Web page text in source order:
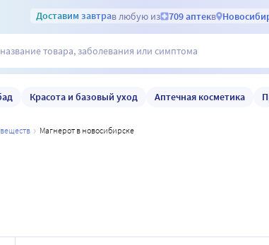
Доставим завтрав любую из 709 аптекв
Красота и базовый уход Аптечная косметика
магнерот в новосибирске